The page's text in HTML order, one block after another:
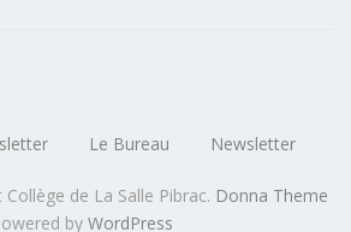
Le Bureau Newsletter
Collège de La Salle Pibrac. Donna Theme
by WordPress